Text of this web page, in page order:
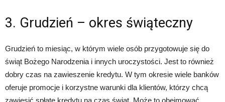
3. Grudzień – okres świąteczny
Grudzień to miesiąc, w którym wiele osób przygotowuje się do
świąt Bożego Narodzenia i innych uroczystości. Jest to również
dobry czas na zawieszenie kredytu. W tym okresie wiele banków
oferuje promocje i korzystne warunki dla klientów, którzy chcą
zawiesić spłatę kredytu na czas świąt. Może to obejmować